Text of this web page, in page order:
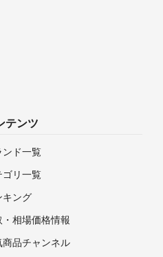
テンツ
ンド一覧
ゴリ一覧
キング
・相場価格情報
商品チャンネル